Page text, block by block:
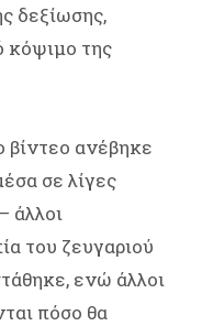
δεξίωσης,
κόψιμο της
ανέβηκε
σε λίγες
άλλοι
του ζευγαριού
ενώ άλλοι
πόσο θα